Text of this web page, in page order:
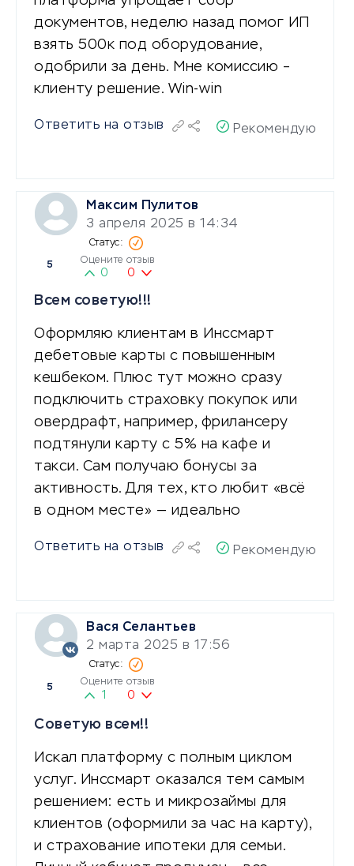
документов, неделю назад помог ИП
взять 500к под оборудование,
одобрили за день. Мне комиссию –
клиенту решение. Win-win
Ответить на отзыв Рекомендую
Максим Пулитов
3 апреля 2025 в 14:34
5 Оцените отзыв
0 0
Всем советую!!!
Оформляю клиентам в Инссмарт
дебетовые карты с повышенным
кешбеком. Плюс тут можно сразу
подключить страховку покупок или
овердрафт, например, фрилансеру
подтянули карту с 5% на кафе и
такси. Сам получаю бонусы за
активность. Для тех, кто любит «всё
в одном месте» — идеально
Ответить на отзыв Рекомендую
Вася Селантьев
2 марта 2025 в 17:56
5
Оцените отзыв
1 0
Советую всем!!
Искал платформу с полным циклом
услуг. Инссмарт оказался тем самым
решением: есть и микрозаймы для
клиентов (оформили за час на карту),
и страхование ипотеки для семьи.